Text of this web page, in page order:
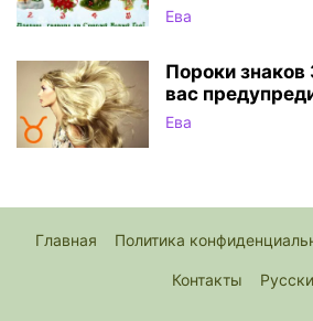
Ева
Пороки
вас
Ева
Главная Политика
Контакты